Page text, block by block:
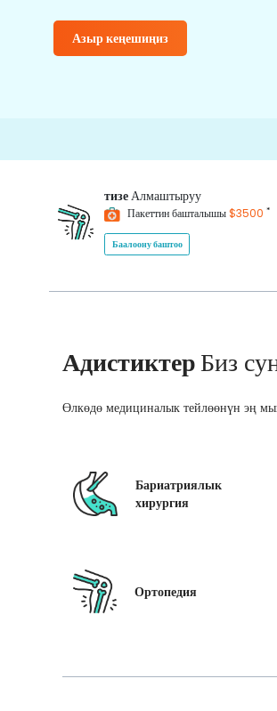
Азыр кеңешиңиз
тизеАлмаштыруу
Пакеттин башталышы$3500 *
Баалоону баштоо
АдистиктерБиз
Өлкөдө медициналык тейлөөнүн эң
Бариатриялык
хирургия
Ортопедия